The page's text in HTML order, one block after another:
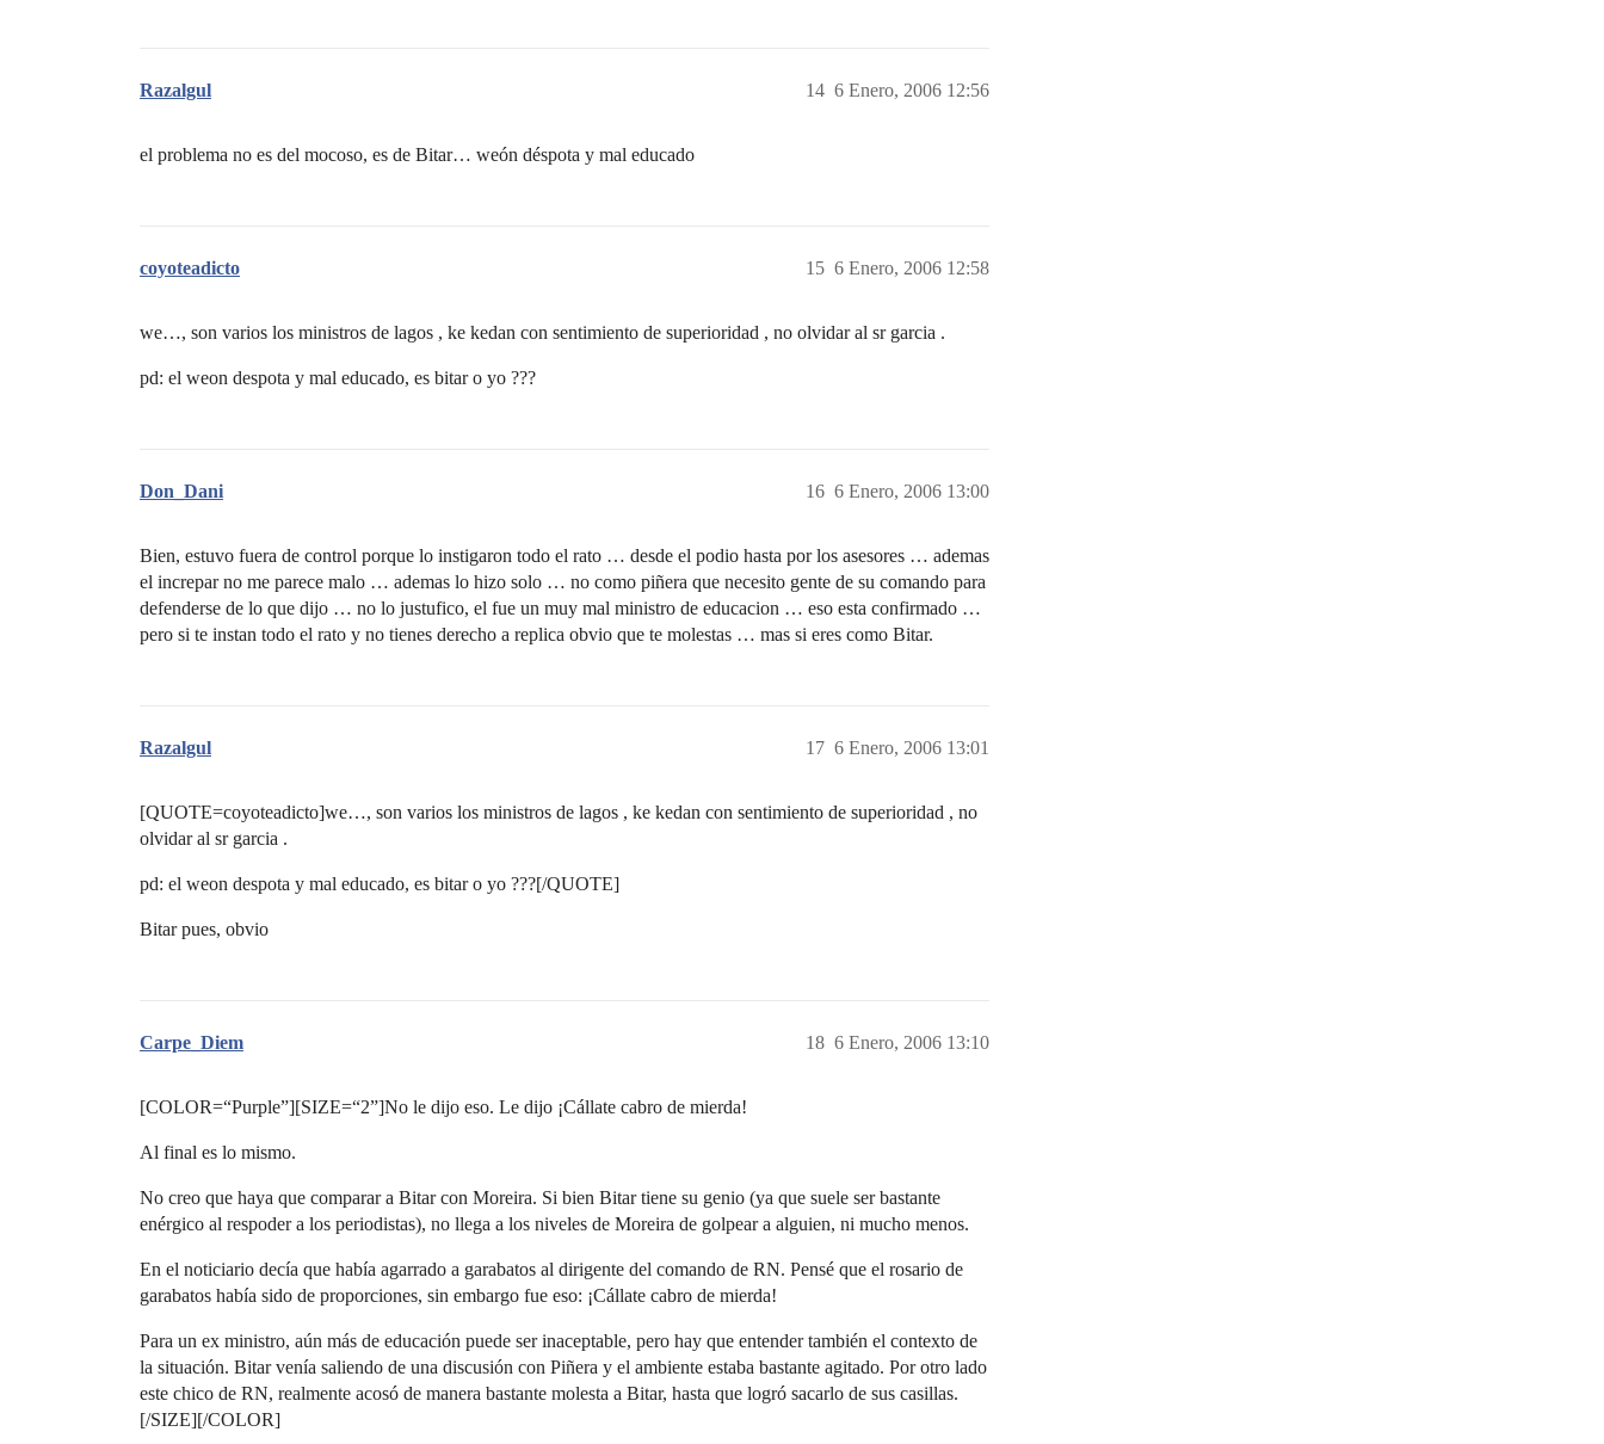
Razalgul 6 Enero, 2006 12:56
14
el problema no es del mocoso, es de Bitar… weón déspota y mal educado
coyoteadicto 6 Enero, 2006 12:58
15
we…, son varios los ministros de lagos , ke kedan con sentimiento de superioridad , no olvidar al sr garcia .
pd: el weon despota y mal educado, es bitar o yo ???
Don_Dani 6 Enero, 2006 13:00
16
Bien, estuvo fuera de control porque lo instigaron todo el rato … desde el podio hasta por los asesores … ademas
el increpar no me parece malo … ademas lo hizo solo … no como piñera que necesito gente de su comando para
defenderse de lo que dijo … no lo justufico, el fue un muy mal ministro de educacion … eso esta confirmado …
pero si te instan todo el rato y no tienes derecho a replica obvio que te molestas … mas si eres como Bitar.
Razalgul 6 Enero, 2006 13:01
17
[QUOTE=coyoteadicto]we…, son varios los ministros de lagos , ke kedan con sentimiento de superioridad , no
olvidar al sr garcia .
pd: el weon despota y mal educado, es bitar o yo ???[/QUOTE]
Bitar pues, obvio
Carpe_Diem 6 Enero, 2006 13:10
18
[COLOR=“Purple”][SIZE=“2”]No le dijo eso. Le dijo ¡Cállate cabro de mierda!
Al final es lo mismo.
No creo que haya que comparar a Bitar con Moreira. Si bien Bitar tiene su genio (ya que suele ser bastante
enérgico al respoder a los periodistas), no llega a los niveles de Moreira de golpear a alguien, ni mucho menos.
En el noticiario decía que había agarrado a garabatos al dirigente del comando de RN. Pensé que el rosario de
garabatos había sido de proporciones, sin embargo fue eso: ¡Cállate cabro de mierda!
Para un ex ministro, aún más de educación puede ser inaceptable, pero hay que entender también el contexto de
la situación. Bitar venía saliendo de una discusión con Piñera y el ambiente estaba bastante agitado. Por otro lado
este chico de RN, realmente acosó de manera bastante molesta a Bitar, hasta que logró sacarlo de sus casillas.
[/SIZE][/COLOR]